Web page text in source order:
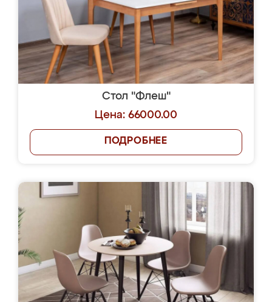
Стол "Флеш"
Цена: 66000.00
ПОДРОБНЕЕ